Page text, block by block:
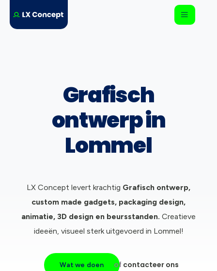
Grafisch
ontwerp in
Lommel
LX Concept levert krachtig Grafisch ontwerp,
custom made gadgets, packaging design,
animatie, 3D design en beursstanden. Creatieve
ideeën, visueel sterk uitgevoerd in Lommel!
Wat we doen of contacteer ons